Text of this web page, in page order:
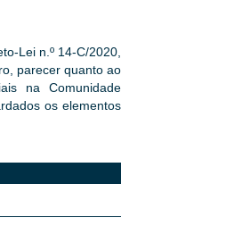
Lei n.º 14-C/2020,
parecer quanto ao
na Comunidade
os elementos